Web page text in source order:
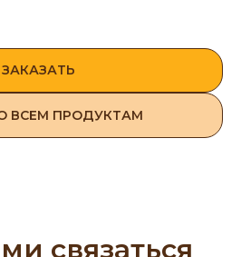
ЗАКАЗАТЬ
ВСЕМ ПРОДУКТАМ
связаться